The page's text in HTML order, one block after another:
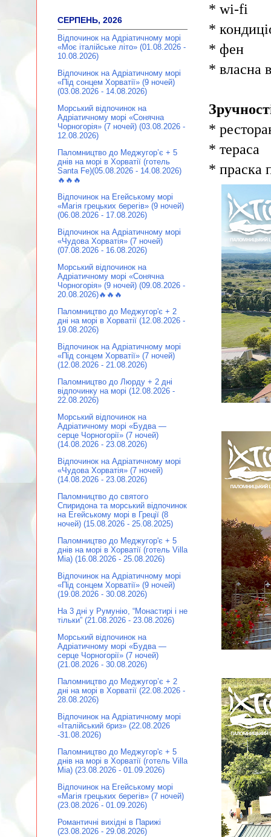
* wi-fi
*
* фен
* власна
*
* тераса
* праска
СЕРПЕНЬ, 2026
Відпочинок на Адріатичному морі
«Моє італійське літо» (01.08.2026 -
10.08.2026)
Відпочинок на Адріатичному морі
«Під сонцем Хорватії» (9 ночей)
(03.08.2026 - 14.08.2026)
Морський відпочинок на
Адріатичному морі «Сонячна
Чорногорія» (7 ночей) (03.08.2026 -
12.08.2026)
Паломництво до Меджугор’є + 5
днів на морі в Хорватії (готель
Santa Fe)(05.08.2026 - 14.08.2026)
🔥🔥🔥
Відпочинок на Егейському морі
«Магія грецьких берегів» (9 ночей)
(06.08.2026 - 17.08.2026)
Відпочинок на Адріатичному морі
«Чудова Хорватія» (7 ночей)
(07.08.2026 - 16.08.2026)
Морський відпочинок на
Адріатичному морі «Сонячна
Чорногорія» (9 ночей) (09.08.2026 -
20.08.2026)🔥🔥🔥
Паломництво до Меджугор'є + 2
дні на морі в Хорватії (12.08.2026 -
19.08.2026)
Відпочинок на Адріатичному морі
«Під сонцем Хорватії» (7 ночей)
(12.08.2026 - 21.08.2026)
Паломництво до Люрду + 2 дні
відпочинку на морі (12.08.2026 -
22.08.2026)
Морський відпочинок на
Адріатичному морі «Будва —
серце Чорногорії» (7 ночей)
(14.08.2026 - 23.08.2026)
Відпочинок на Адріатичному морі
«Чудова Хорватія» (7 ночей)
(14.08.2026 - 23.08.2026)
Паломництво до святого
Спиридона та морський відпочинок
на Егейському морі в Греції (8
ночей) (15.08.2026 - 25.08.2025)
Паломництво до Меджугор'є + 5
днів на морі в Хорватії (готель Villa
Mia) (16.08.2026 - 25.08.2026)
Відпочинок на Адріатичному морі
«Під сонцем Хорватії» (9 ночей)
(19.08.2026 - 30.08.2026)
На 3 дні у Румунію, “Монастирі і не
тільки” (21.08.2026 - 23.08.2026)
Морський відпочинок на
Адріатичному морі «Будва —
серце Чорногорії» (7 ночей)
(21.08.2026 - 30.08.2026)
Паломництво до Меджугор’є + 2
дні на морі в Хорватії (22.08.2026 -
28.08.2026)
Відпочинок на Адріатичному морі
«Італійський бриз» (22.08.2026
-31.08.2026)
Паломництво до Меджугор'є + 5
днів на морі в Хорватії (готель Villa
Mia) (23.08.2026 - 01.09.2026)
Відпочинок на Егейському морі
«Магія грецьких берегів» (7 ночей)
(23.08.2026 - 01.09.2026)
Романтичні вихідні в Парижі
(23.08.2026 - 29.08.2026)